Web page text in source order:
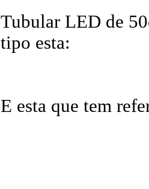
Tubular LED de
tipo esta:
E esta que tem